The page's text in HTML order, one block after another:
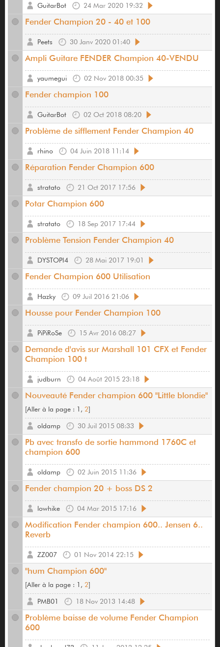
24 Mar 2020 19:32
GuitarBot
Fender Champion 20 - 40 et 100
30 Janv 2020 01:40
Peets
Ampli Guitare FENDER Champion 40-VENDU
02 Nov 2018 00:35
yaumegui
Fender champion 100
02 Oct 2018 08:20
GuitarBot
Problème de sifflement Fender Champion 40
04 Juin 2018 11:14
rhino
Réparation Fender Champion 600
21 Oct 2017 17:56
stratato
Potar Champion 600
18 Sep 2017 17:44
stratato
Problème Tension Fender Champion 40
28 Mai 2017 19:01
DYSTOPI4
Fender Champion 600 Utilisation
09 Juil 2016 21:06
Hazky
Housse pour Fender Champion 100
15 Avr 2016 08:27
PiPiRoSe
Demande d'avis sur Marshall 101 CFX et Fender
Champion 100 t
04 Août 2015 23:18
judburn
Nouveauté Fender champion 600 "Little blondie"
[Aller à la page : 1, 2]
30 Juil 2015 08:33
oldamp
Pb avec transfo de sortie hammond 1760C et
champion 600
02 Juin 2015 11:36
oldamp
Fender champion 20 + boss DS 2
04 Mar 2015 17:16
lowhike
Modification Fender champion 600.. Jensen 6..
Reverb
01 Nov 2014 22:15
ZZ007
"hum Champion 600"
[Aller à la page : 1, 2]
18 Nov 2013 14:48
PMB01
Problème baisse de volume Fender Champion
600